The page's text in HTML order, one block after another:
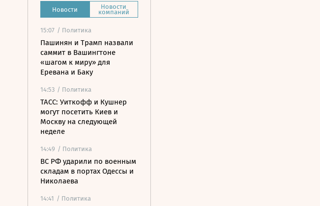
Новости Новости
компаний
15:07 / Политика
Пашинян и Трамп назвали
саммит в Вашингтоне
«шагом к миру» для
Еревана и Баку
14:53 / Политика
ТАСС: Уиткофф и Кушнер
могут посетить Киев и
Москву на следующей
неделе
14:49 / Политика
ВС РФ ударили по военным
складам в портах Одессы и
Николаева
14:41 / Политика